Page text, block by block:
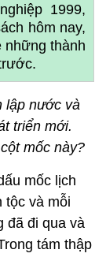
1999,
hôm nay,
những thành
lập nước và
triển mới.
mốc này?
mốc lịch
tộc và mỗi
đã đi qua và
tám thập